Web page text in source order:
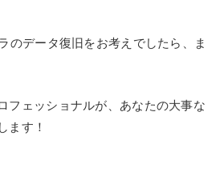
のデータ復旧をお考えでしたら、ま
フェッショナルが、あなたの大事な
ます！